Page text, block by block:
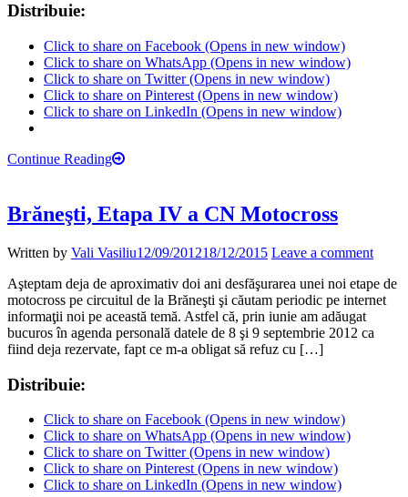
Distribuie:
Click to share on Facebook (Opens in new window)
Click to share on WhatsApp (Opens in new window)
Click to share on Twitter (Opens in new window)
Click to share on Pinterest (Opens in new window)
Click to share on LinkedIn (Opens in new window)
Continue Reading
Brăneşti, Etapa IV a CN Motocross
Written by Vali Vasiliu12/09/201218/12/2015 Leave a comment
Aşteptam deja de aproximativ doi ani desfăşurarea unei noi etape de
motocross pe circuitul de la Brăneşti şi căutam periodic pe internet
informaţii noi pe această temă. Astfel că, prin iunie am adăugat
bucuros în agenda personală datele de 8 şi 9 septembrie 2012 ca
fiind deja rezervate, fapt ce m-a obligat să refuz cu […]
Distribuie:
Click to share on Facebook (Opens in new window)
Click to share on WhatsApp (Opens in new window)
Click to share on Twitter (Opens in new window)
Click to share on Pinterest (Opens in new window)
Click to share on LinkedIn (Opens in new window)